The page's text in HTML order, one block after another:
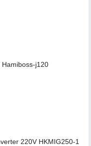
j120
220V HKMIG250-1